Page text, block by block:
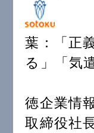
り
葉：「正
る」
徳企業情
取締役社